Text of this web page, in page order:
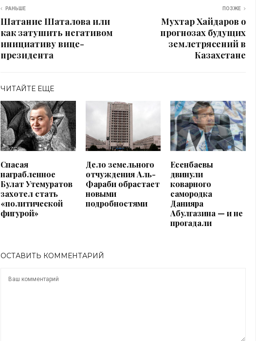
РАНЬШЕ
Шатание Шаталова или
как затушить негативом
инициативу вице-
президента
ПОЗЖЕ
Мухтар Хайдаров о
прогнозах будущих
землетрясений в
Казахстане
ЧИТАЙТЕ ЕЩЕ
Спасая
награбленное
Булат Утемуратов
захотел стать
«политической
фигурой»
Дело земельного
отчуждения Аль-
Фараби обрастает
новыми
подробностями
Есенбаевы
двинули
коварного
самородка
Данияра
Абулгазина — и не
прогадали
ОСТАВИТЬ КОММЕНТАРИЙ